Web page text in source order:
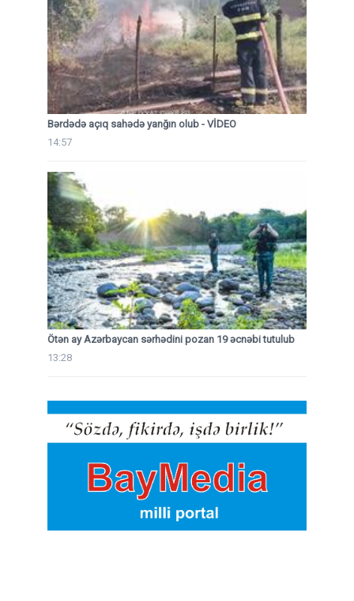
Bərdədə açıq sahədə yanğın olub - VİDEO
14:57
Ötən ay Azərbaycan sərhədini pozan 19 əcnəbi tutulub
13:28